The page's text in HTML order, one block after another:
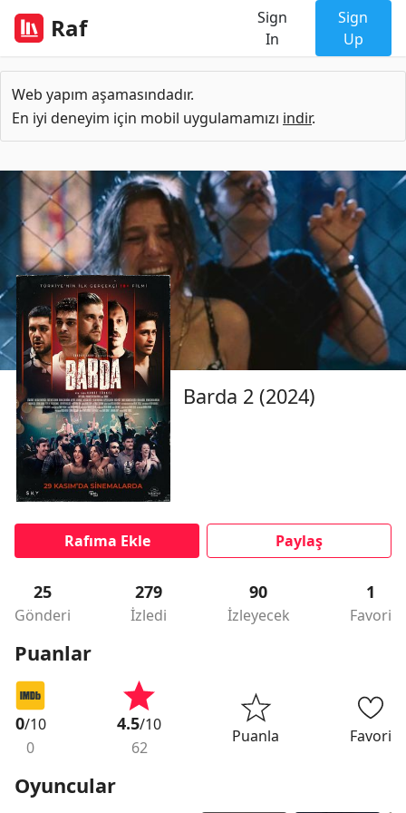
Raf
Sign
In
Sign
Up
Web yapım aşamasındadır.
En iyi deneyim için mobil uygulamamızı indir.
Barda 2 (2024)
Rafıma Ekle Paylaş
25
Gönderi
279
İzledi
90
İzleyecek
1
Favori
Puanlar
0/10
0
4.5/10
62
Puanla Favori
Oyuncular